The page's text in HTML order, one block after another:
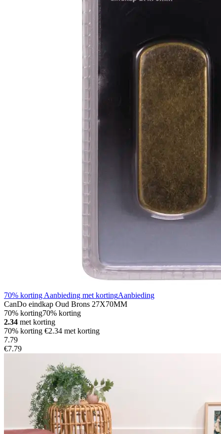
70% korting Aanbieding met kortingAanbieding
CanDo eindkap Oud Brons 27X70MM
70% korting70% korting
2.34 met korting
70% korting €2.34 met korting
7.79
€7.79